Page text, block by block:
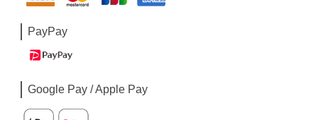
PayPay
Google Pay / Apple Pay